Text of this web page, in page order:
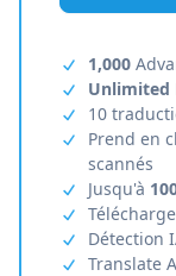
1,000
Unlimited
10
Prend en
scannés
Jusqu'à
Détection
Translate